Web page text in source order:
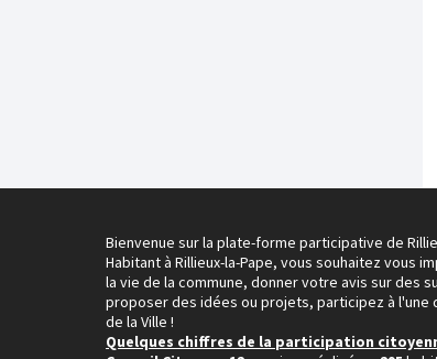
Bienvenue sur la plate-forme participative de
Habitant à Rillieux-la-Pape, vous souhaitez vous
la vie de la commune, donner votre avis sur des
proposer des idées ou projets, participez à l'une
de la Ville !
Quelques chiffres de la participation